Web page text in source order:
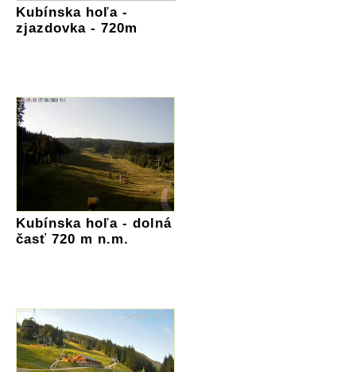
Kubínska hoľa -
zjazdovka - 720m
Kubínska hoľa - dolná
časť 720 m n.m.